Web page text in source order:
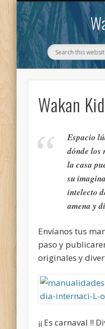
Wakan
Espacio
dónde los
la casa
su
intelecto
amena y
Envíanos tus
paso y
originales y
¡¡ Es carnaval !!